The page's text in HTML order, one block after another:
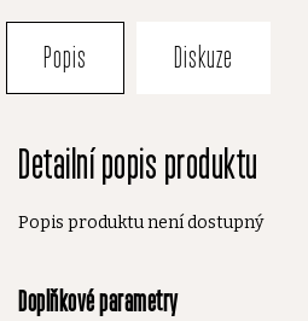
Popis Diskuze
Detailní popis produktu
Popis produktu není dostupný
Doplňkové parametry